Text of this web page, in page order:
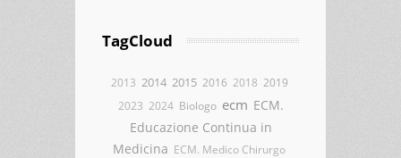
TagCloud
2013 2014 2015 2016 2018 2019
2023 2024 Biologo ecm ECM.
Educazione Continua in
Medicina ECM. Medico Chirurgo